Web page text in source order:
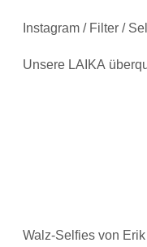
Instagram / Filter /
Unsere LAIKA
Walz-Selfies von